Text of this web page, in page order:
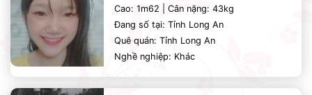
Cao: 1m62 | Cân nặng: 43kg
Đang số tại: Tỉnh Long An
Quê quán: Tỉnh Long An
Nghề nghiệp: Khác